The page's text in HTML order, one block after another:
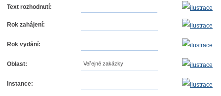
Text rozhodnutí:
Rok zahájení:
Rok vydání:
Oblast: Veřejné zakázky
Instance: